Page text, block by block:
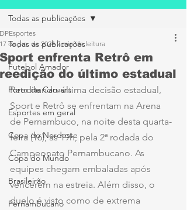
Todas as publicações
Futebol Amador
Porto de Caruaru
Esportes em geral
Copa do Nordeste
Copa do Mundo
Brasileirão
Pernambucano
Todas as publicações
Sport enfrenta Retrô em
reedição do último estadual
DPEsportes
17 de jan. de 2024 2 min de leitura
Reeditando última decisão estadual,
Sport e Retrô se enfrentam na Arena
de Pernambuco, na noite desta quarta-
feira (16), às 19h, pela 2ª rodada do
Campeonato Pernambucano. As
equipes chegam embaladas após
vencerem na estreia. Além disso, o
duelo é visto como de extrema